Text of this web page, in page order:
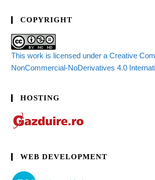
COPYRIGHT
This work is licensed under a Creative
NonCommercial-NoDerivatives 4.0
HOSTING
WEB DEVELOPMENT